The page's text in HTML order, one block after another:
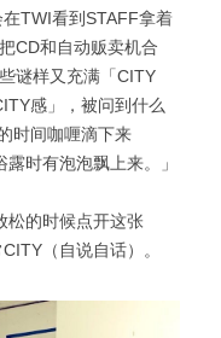
TWI看到STAFF拿着
CD和自动贩卖机合
谜样又充满「CITY
感」，被问到什么
时间咖喱滴下来
时有泡泡飘上来。」
松的时候点开这张
（自说自话）。